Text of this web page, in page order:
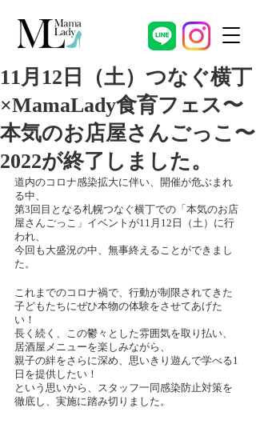
11月12日（土）つなぐ横丁
×MamaLady食育フェス〜
本気のお店屋さんごっこ〜
2022が終了しました。
道内のコロナ感染拡大に伴い、開催が危ぶまれ
る中、
第3回目となる札幌つなぐ横丁での「本気のお店
屋さんごっこ」イベントが11月12日（土）に行
われ、
今回も大盛況の中、無事終えることができまし
た。
これまでのコロナ禍で、行動が制限されてきた
子どもたちにぜひ本物の体験をさせてあげた
い！
長く続く、この鬱々とした雰囲気を取り払い、
居酒屋メニューを楽しみながら、
親子の絆をさらに深め、思いきり遊んで学べる1
日を提供したい！
という思いから、スタッフ一同感染防止対策を
徹底し、実施に踏み切りました。